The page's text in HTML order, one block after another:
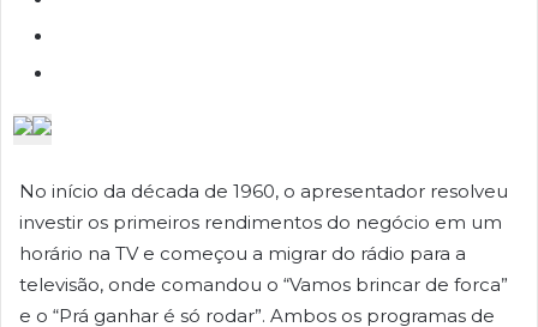
No início da década de 1960, o apresentador resolveu
investir os primeiros rendimentos do negócio em um
horário na TV e começou a migrar do rádio para a
televisão, onde comandou o “Vamos brincar de forca”
e o “Prá ganhar é só rodar”. Ambos os programas de